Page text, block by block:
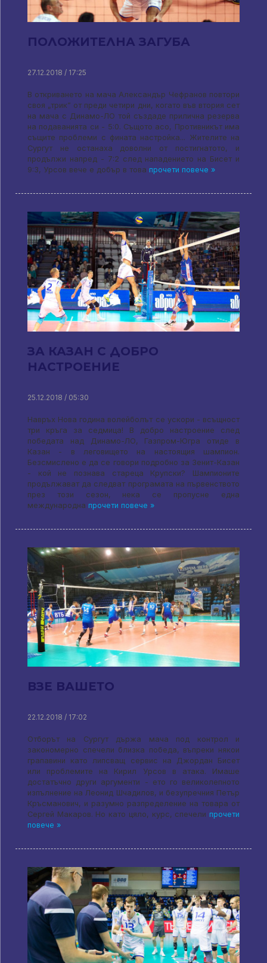
ПОЛОЖИТЕЛНА ЗАГУБА
27.12.2018 / 17:25
В откриването на мача Александър Чефранов повтори
своя „трик” от преди четири дни, когато във втория сет
на мача с Динамо-ЛО той създаде прилична резерва
на подаванията си - 5:0. Същото асо, Противникът има
същите проблеми с фината настройка... Жителите на
Сургут не останаха доволни от постигнатото, и
продължи напред - 7:2 след нападението на Бисет и
9:3, Урсов вече е добър в това прочети повече »
ЗА КАЗАН С ДОБРО
НАСТРОЕНИЕ
25.12.2018 / 05:30
Навръх Нова година волейболът се ускори - всъщност
три кръга за седмица! В добро настроение след
победата над Динамо-ЛО, Газпром-Югра отиде в
Казан - в леговището на настоящия шампион.
Безсмислено е да се говори подробно за Зенит-Казан
- кой не познава стареца Крупски? Шампионите
продължават да следват програмата на първенството
през този сезон, нека се пропусне една
международна прочети повече »
ВЗЕ ВАШЕТО
22.12.2018 / 17:02
Отборът на Сургут държа мача под контрол и
закономерно спечели близка победа, въпреки някои
грапавини като липсващ сервис на Джордан Бисет
или проблемите на Кирил Урсов в атака. Имаше
достатъчно други аргументи - ето го великолепното
изпълнение на Леонид Шчадилов, и безупречния Петър
Кръсманович, и разумно разпределение на товара от
Сергей Макаров. Но като цяло, курс, спечели прочети
повече »